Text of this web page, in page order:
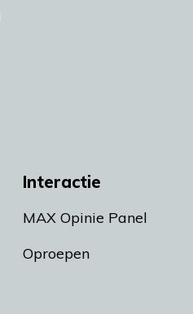
Interactie
MAX Opinie Panel
Oproepen